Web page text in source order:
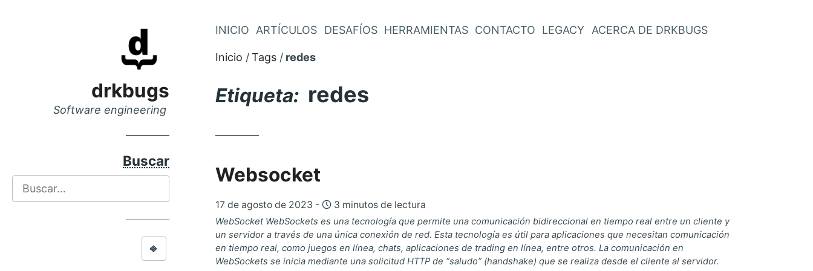
drkbugs
Software engineering
Buscar
Buscar
⎆
Saltar
al
INICIO ARTÍCULOS DESAFÍOS HERRAMIENTAS CONTACTO LEGACY ACERCA DE DRKBUGS
Inicio Tags redes
Etiqueta: redes
Websocket
17 de agosto de 2023 - 3 minutos de lectura
WebSocket WebSockets es una tecnología que permite una comunicación bidireccional en tiempo real entre un cliente y
un servidor a través de una única conexión de red. Esta tecnología es útil para aplicaciones que necesitan comunicación
en tiempo real, como juegos en línea, chats, aplicaciones de trading en línea, entre otros. La comunicación en
WebSockets se inicia mediante una solicitud HTTP de “saludo” (handshake) que se realiza desde el cliente al servidor.